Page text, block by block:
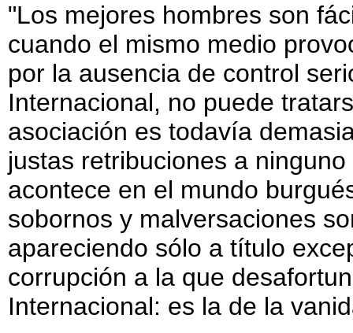
"Los mejores hombres son
cuando el mismo medio
por la ausencia de control
Internacional, no puede
asociación es todavía
justas retribuciones a
acontece en el mundo
sobornos y malversaciones
apareciendo sólo a título
corrupción a la que
Internacional: es la de la